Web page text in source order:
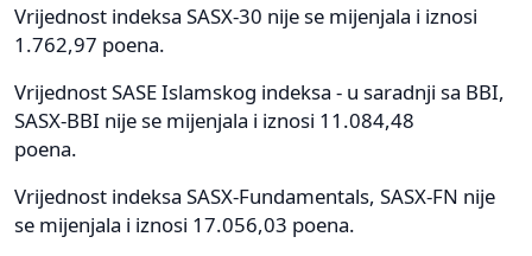
Vrijednost indeksa SASX-30 nije se mijenjala i iznosi
1.762,97 poena.
Vrijednost SASE Islamskog indeksa - u saradnji sa BBI,
SASX-BBI nije se mijenjala i iznosi 11.084,48
poena.
Vrijednost indeksa SASX-Fundamentals, SASX-FN nije
se mijenjala i iznosi 17.056,03 poena.